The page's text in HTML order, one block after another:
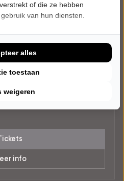
info
of die ze hebben
van hun diensten.
weigeren
toestaan
alles